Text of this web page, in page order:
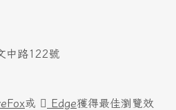
中路122號
或 Edge獲得最佳瀏覽效